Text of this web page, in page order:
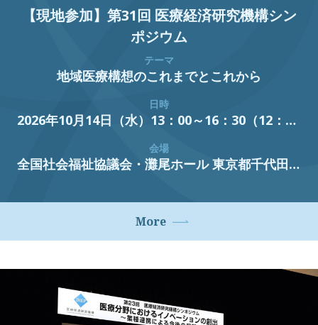
【現地参加】第31回 医療経済研究機構シン
ポジウム
テーマ
地域医療構想のこれまでとこれから
日時
2026年10月14日（水）13：00～16：30（12：30開場）
会場
全国社会福祉協議会・灘尾ホール東京都千代田区霞が関3丁目3番2号新霞が関ビル
More